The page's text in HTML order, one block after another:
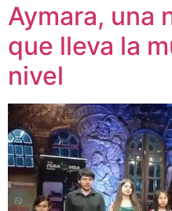
Aymara, una
que lleva la
nivel